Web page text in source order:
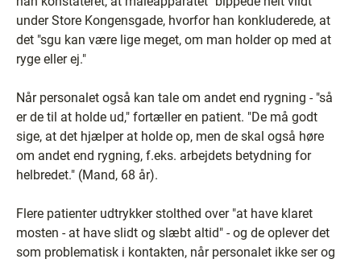
under Store Kongensgade, hvorfor han konkluderede, at
det "sgu kan være lige meget, om man holder op med at
ryge eller ej."
Når personalet også kan tale om andet end rygning - "så
er de til at holde ud," fortæller en patient. "De må godt
sige, at det hjælper at holde op, men de skal også høre
om andet end rygning, f.eks. arbejdets betydning for
helbredet." (Mand, 68 år).
Flere patienter udtrykker stolthed over "at have klaret
mosten - at have slidt og slæbt altid" - og de oplever det
som problematisk i kontakten, når personalet ikke ser og